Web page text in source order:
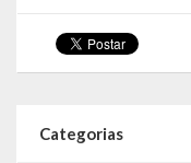
Covid 19
SIAFIC
Categorias